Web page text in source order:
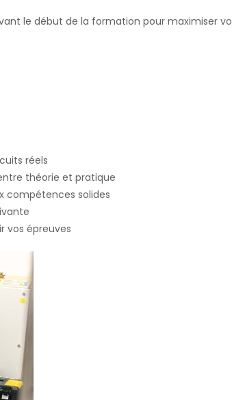
le début de la formation pour maximiser
réels
théorie et pratique
compétences solides
vos épreuves